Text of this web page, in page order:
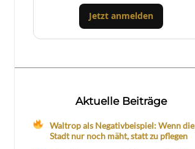
Jetzt anmelden
Aktuelle Beiträge
Waltrop als Negativbeispiel: Wenn die
Stadt nur noch mäht, statt zu pflegen